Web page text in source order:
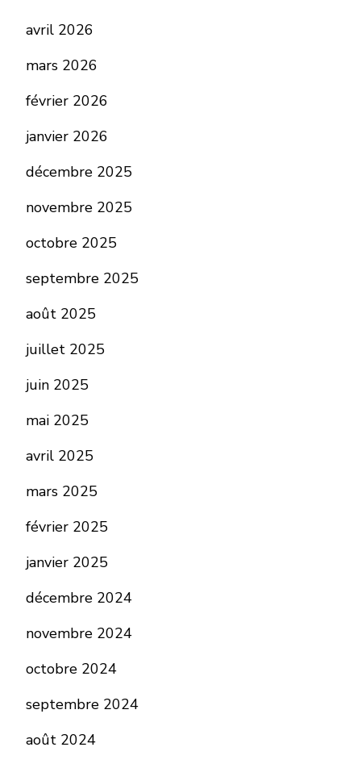
avril 2026
mars 2026
février 2026
janvier 2026
décembre 2025
novembre 2025
octobre 2025
septembre 2025
août 2025
juillet 2025
juin 2025
mai 2025
avril 2025
mars 2025
février 2025
janvier 2025
décembre 2024
novembre 2024
octobre 2024
septembre 2024
août 2024